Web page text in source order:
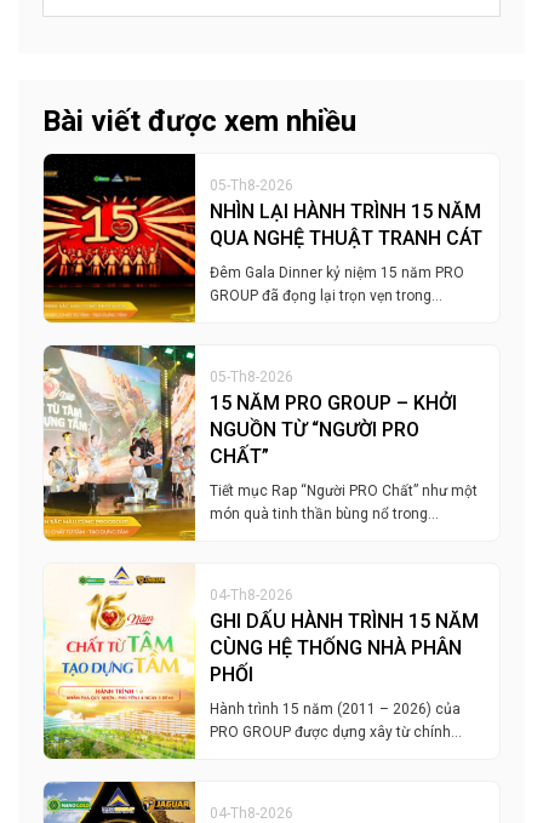
Bài viết được xem nhiều
05-Th8-2026
NHÌN LẠI HÀNH TRÌNH 15 NĂM
QUA NGHỆ THUẬT TRANH CÁT
Đêm Gala Dinner kỷ niệm 15 năm PRO
GROUP đã đọng lại trọn vẹn trong…
05-Th8-2026
15 NĂM PRO GROUP – KHỞI
NGUỒN TỪ “NGƯỜI PRO
CHẤT”
Tiết mục Rap “Người PRO Chất” như một
món quà tinh thần bùng nổ trong…
04-Th8-2026
GHI DẤU HÀNH TRÌNH 15 NĂM
CÙNG HỆ THỐNG NHÀ PHÂN
PHỐI
Hành trình 15 năm (2011 – 2026) của
PRO GROUP được dựng xây từ chính…
04-Th8-2026